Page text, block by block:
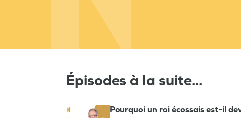
Épisodes à la suite...
Pourquoi un roi écossais est-il